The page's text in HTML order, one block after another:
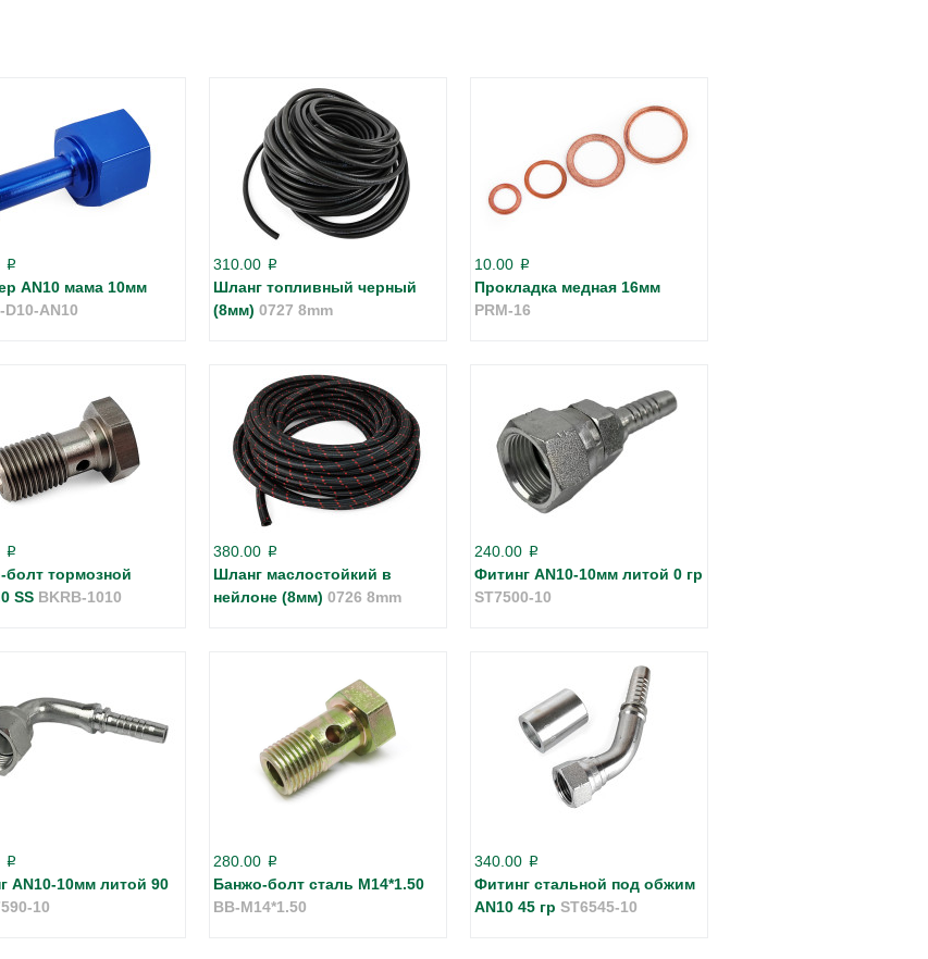
p
AN10 мама 10мм
D10-AN10
310.00 p
Шланг топливный черный
(8мм) 0727 8mm
10.00 p
Прокладка медная 16мм
PRM-16
p
болт тормозной
SS BKRB-1010
380.00 p
Шланг маслостойкий в
нейлоне (8мм) 0726 8mm
240.00 p
Фитинг AN10-10мм литой 0 гр
ST7500-10
p
AN10-10мм литой 90
10
280.00 p
Банжо-болт сталь М14*1.50
BB-M14*1.50
340.00 p
Фитинг стальной под обжим
AN10 45 гр ST6545-10